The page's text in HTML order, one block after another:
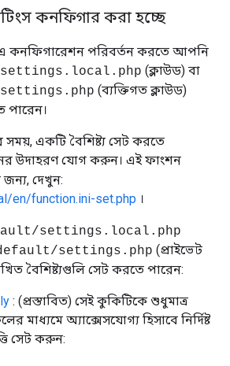
কনফিগার করা হচ্ছে
এ কনফিগারেশন পরিবর্তন করতে আপনি
(ক্লাউড) বা
(ব্যক্তিগত ক্লাউড)
পারেন।
একটি বৈশিষ্ট্য সেট করতে
উদাহরণ যোগ করুন। এই ফাংশন
দেখুন:
en/function.ini-set.php ।
settings.local.php
settings.php (প্রাইভেট
বৈশিষ্ট্যগুলি সেট করতে পারেন:
: (প্রস্তাবিত) সেই কুকিটিকে শুধুমাত্র
মাধ্যমে অ্যাক্সেসযোগ্য হিসাবে নির্দিষ্ট
সেট করুন: